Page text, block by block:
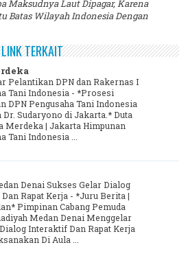
Maksudnya Laut Dipagar, Karena
Batas Wilayah Indonesia Dengan
LINK TERKAIT
Pelantikan DPN dan Rakernas I
Tani Indonesia - *Prosesi
DPN Pengusaha Tani Indonesia
Dr. Sudaryono di Jakarta.* Duta
Merdeka | Jakarta Himpunan
Tani Indonesia ...
Denai Sukses Gelar Dialog
Rapat Kerja - *Juru Berita |
Pimpinan Cabang Pemuda
Medan Denai Menggelar
Interaktif Dan Rapat Kerja
Di Aula ...